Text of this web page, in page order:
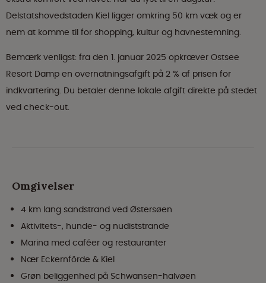
Delstatshovedstaden Kiel ligger omkring 50 km væk og er
nem at komme til for shopping, kultur og havnestemning.
Bemærk venligst: fra den 1. januar 2025 opkræver Ostsee
Resort Damp en overnatningsafgift på 2 % af prisen for
indkvartering. Du betaler denne lokale afgift direkte på stedet
ved check-out.
Omgivelser
4 km lang sandstrand ved Østersøen
Aktivitets-, hunde- og nudiststrande
Marina med caféer og restauranter
Nær Eckernförde & Kiel
Grøn beliggenhed på Schwansen-halvøen